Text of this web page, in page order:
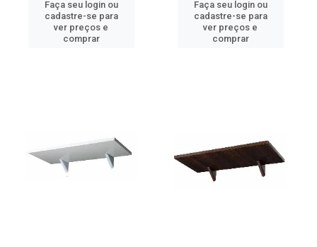
Faça seu login ou
cadastre-se para
ver preços e
comprar
Faça seu login ou
cadastre-se para
ver preços e
comprar